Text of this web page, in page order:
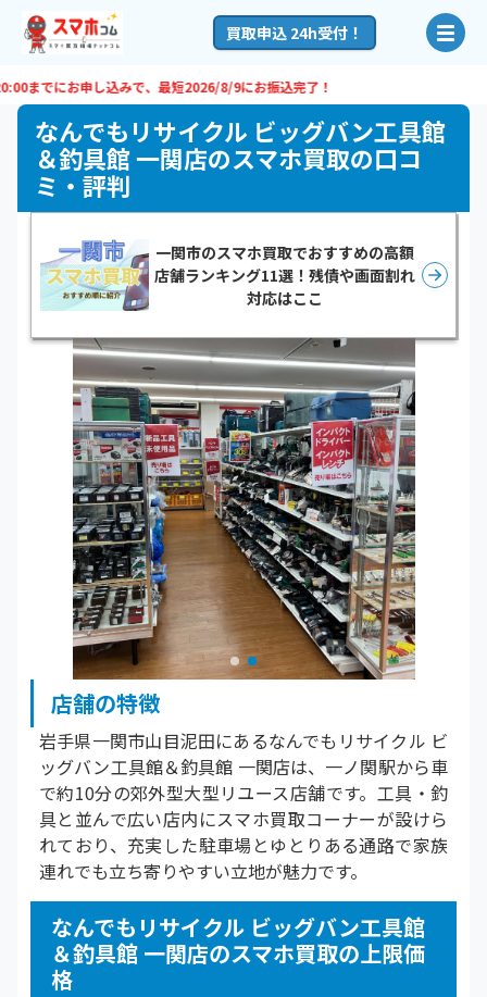
買取申込 24h受付！
にお申し込みで、最短2026/8/9にお振込完了！
なんでもリサイクル ビッグバン工具館
＆釣具館 一関店のスマホ買取の口コ
ミ・評判
店舗の特徴
岩手県一関市山目泥田にあるなんでもリサイクル ビ
ッグバン工具館＆釣具館 一関店は、一ノ関駅から車
で約10分の郊外型大型リユース店舗です。工具・釣
具と並んで広い店内にスマホ買取コーナーが設けら
れており、充実した駐車場とゆとりある通路で家族
連れでも立ち寄りやすい立地が魅力です。
一関市のスマホ買取でおすすめの高額
店舗ランキング11選！残債や画面割れ
対応はここ
なんでもリサイクル ビッグバン工具館
＆釣具館 一関店のスマホ買取の上限価
格